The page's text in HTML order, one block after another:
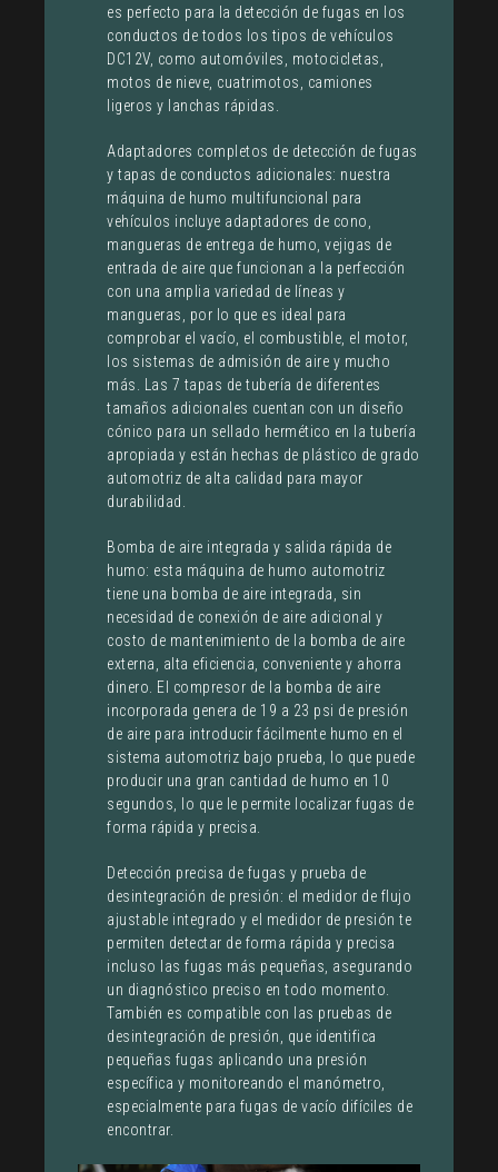
es perfecto para la detección de fugas en los
conductos de todos los tipos de vehículos
DC12V, como automóviles, motocicletas,
motos de nieve, cuatrimotos, camiones
ligeros y lanchas rápidas.
Adaptadores completos de detección de fugas
y tapas de conductos adicionales: nuestra
máquina de humo multifuncional para
vehículos incluye adaptadores de cono,
mangueras de entrega de humo, vejigas de
entrada de aire que funcionan a la perfección
con una amplia variedad de líneas y
mangueras, por lo que es ideal para
comprobar el vacío, el combustible, el motor,
los sistemas de admisión de aire y mucho
más. Las 7 tapas de tubería de diferentes
tamaños adicionales cuentan con un diseño
cónico para un sellado hermético en la tubería
apropiada y están hechas de plástico de grado
automotriz de alta calidad para mayor
durabilidad.
Bomba de aire integrada y salida rápida de
humo: esta máquina de humo automotriz
tiene una bomba de aire integrada, sin
necesidad de conexión de aire adicional y
costo de mantenimiento de la bomba de aire
externa, alta eficiencia, conveniente y ahorra
dinero. El compresor de la bomba de aire
incorporada genera de 19 a 23 psi de presión
de aire para introducir fácilmente humo en el
sistema automotriz bajo prueba, lo que puede
producir una gran cantidad de humo en 10
segundos, lo que le permite localizar fugas de
forma rápida y precisa.
Detección precisa de fugas y prueba de
desintegración de presión: el medidor de flujo
ajustable integrado y el medidor de presión te
permiten detectar de forma rápida y precisa
incluso las fugas más pequeñas, asegurando
un diagnóstico preciso en todo momento.
También es compatible con las pruebas de
desintegración de presión, que identifica
pequeñas fugas aplicando una presión
específica y monitoreando el manómetro,
especialmente para fugas de vacío difíciles de
encontrar.